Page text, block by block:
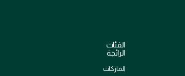
الفئات
الرائجة
الماركات